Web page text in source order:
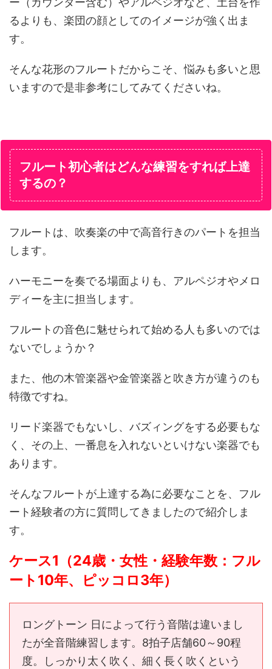
るよりも、楽団の顔としてのイメージが強く出ま
す。
そんな花形のフルートだからこそ、悩みも多いと思
いますので是非参考にしてみてくださいね。
フルート初心者はどんな練習をすれば上達
するの？
フルートは、吹奏楽の中で高音行きのパートを担当
します。
ハーモニーを奏でる場面よりも、アルペジオやメロ
ディーを主に担当します。
フルートの音色に魅せられて始める人も多いのでは
ないでしょうか？
また、他の木管楽器や金管楽器と吹き方が違うのも
特徴ですね。
リード楽器でもないし、バズィングをする必要もな
く、その上、一番息を入れないといけない楽器でも
あります。
そんなフルートが上達する為に必要なことを、フル
ート経験者の方に質問してきましたので紹介しま
す。
ケース1（24歳・女性・経験年数：フル
ート10年、ピッコロ3年）
ロングトーン 日によって行う音階は違いまし
たが全音階練習します。8拍子店舗60～90程
度。しっかり太く吹く、細く長く吹くという